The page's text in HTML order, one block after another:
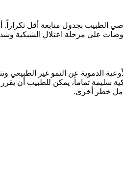
الطبيب بجدول متابعة أقل
على مرحلة اعتلال الشبكية
سليمة تماماً، يمكن للطبيب أن
خطر أخرى.